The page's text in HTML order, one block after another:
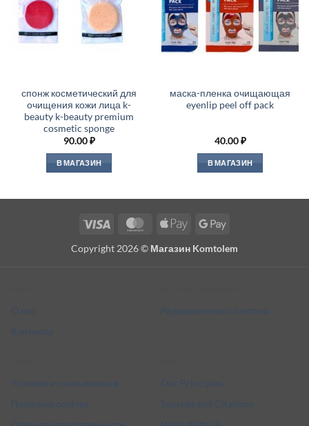
спонж косметический для
очищения кожи лица k-
beauty k-beauty premium
cosmetic sponge
90.00₽
В МАГАЗИН
маска-пленка очищающая
eyenlip peel off pack
40.00₽
В МАГАЗИН
Visa MasterCardApple
Google
Copyright 2026 © Магазин Komtolem
О нас
Контакты
Редакционная политика
Условия использования
Политика cookies
Our Principles
Sources and Citations